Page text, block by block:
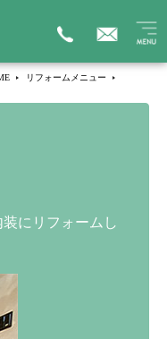
リフォームメニュー
にリフォームし